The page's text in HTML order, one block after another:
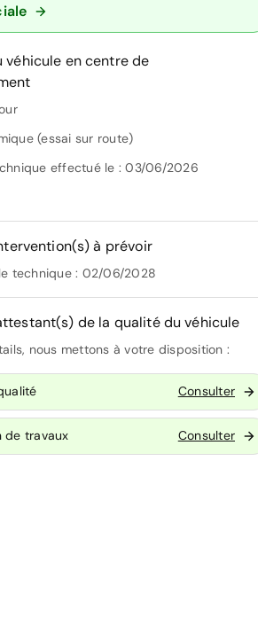
véhicule en centre de
(essai sur route)
effectué le : 03/06/2026
à prévoir
technique : 02/06/2028
de la qualité du véhicule
nous mettons à votre disposition :
Consulter
de travaux Consulter